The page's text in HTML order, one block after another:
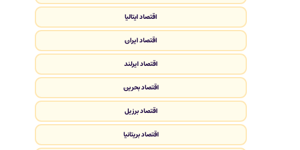
اقتصاد ایتالیا
اقتصاد ایران
اقتصاد ایرلند
اقتصاد بحرین
اقتصاد برزیل
اقتصاد بریتانیا